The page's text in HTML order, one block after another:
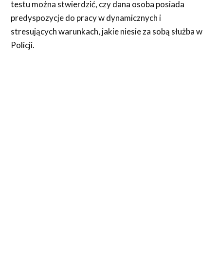
testu można stwierdzić, czy dana osoba posiada
predyspozycje do pracy w dynamicznych i
stresujących warunkach, jakie niesie za sobą służba w
Policji.